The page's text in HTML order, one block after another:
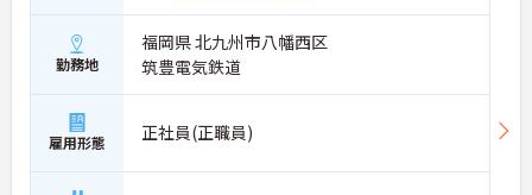
勤務地
福岡県 北九州市八幡西区
筑豊電気鉄道
雇用形態 正社員(正職員)